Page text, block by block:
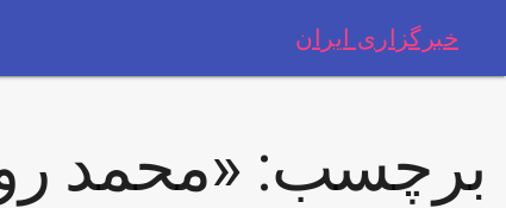
خبرگزاری ایران
برچسب:«محمد